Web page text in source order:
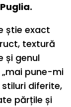
știe exact
textură
și genul
pune-mi
diferite,
părțile și